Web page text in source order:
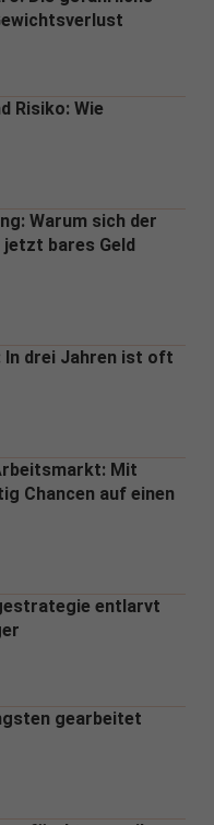
Risiko: Wie
Warum sich der
bares Geld
drei Jahren ist oft
Mit
Chancen auf einen
entlarvt
gearbeitet